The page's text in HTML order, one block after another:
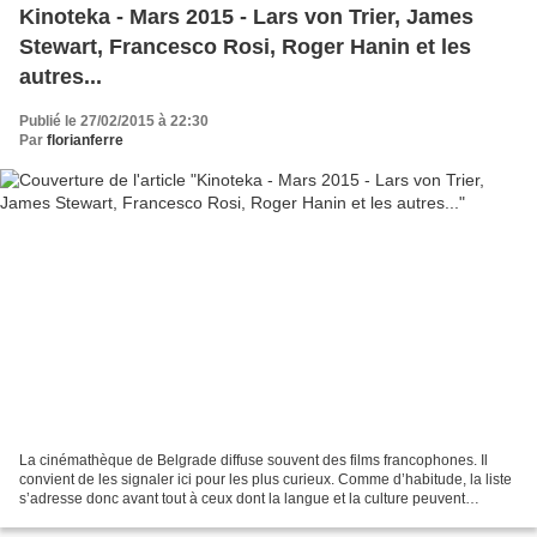
Kinoteka - Mars 2015 - Lars von Trier, James
Stewart, Francesco Rosi, Roger Hanin et les
autres...
Publié le 27/02/2015 à 22:30
Par florianferre
La cinémathèque de Belgrade diffuse souvent des films francophones. Il
convient de les signaler ici pour les plus curieux. Comme d’habitude, la liste
s’adresse donc avant tout à ceux dont la langue et la culture peuvent